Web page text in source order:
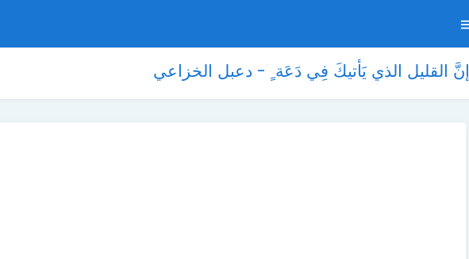
إنَّ القليل الذي يَأتيكَ فِي دَعَة ٍ - دعبل الخزاعي